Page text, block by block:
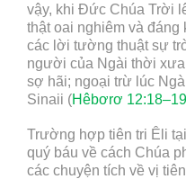
vậy, khi Đức Chúa Trời
thật oai nghiêm và đáng
các lời tường thuật sự
người của Ngài thời
sợ hãi; ngoại trừ lúc
Sinaii (Hêbơrơ 12:18–19
Trường hợp tiên tri Êli
quý báu về cách Chúa
các chuyện tích về vị